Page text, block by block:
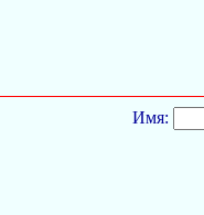
Имя: